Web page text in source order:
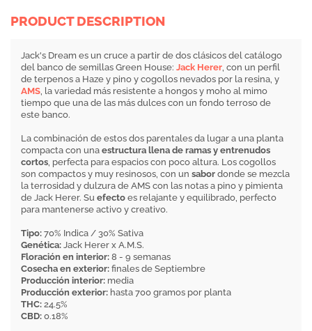
PRODUCT DESCRIPTION
Jack's Dream es un cruce a partir de dos clásicos del catálogo
del banco de semillas Green House: Jack Herer, con un perfil
de terpenos a Haze y pino y cogollos nevados por la resina, y
AMS, la variedad más resistente a hongos y moho al mimo
tiempo que una de las más dulces con un fondo terroso de
este banco.
La combinación de estos dos parentales da lugar a una planta
compacta con una estructura llena de ramas y entrenudos
cortos, perfecta para espacios con poco altura. Los cogollos
son compactos y muy resinosos, con un sabor donde se mezcla
la terrosidad y dulzura de AMS con las notas a pino y pimienta
de Jack Herer. Su efecto es relajante y equilibrado, perfecto
para mantenerse activo y creativo.
Tipo: 70% Indica / 30% Sativa
Genética: Jack Herer x A.M.S.
Floración en interior: 8 - 9 semanas
Cosecha en exterior: finales de Septiembre
Producción interior: media
Producción exterior: hasta 700 gramos por planta
THC: 24.5%
CBD: 0.18%